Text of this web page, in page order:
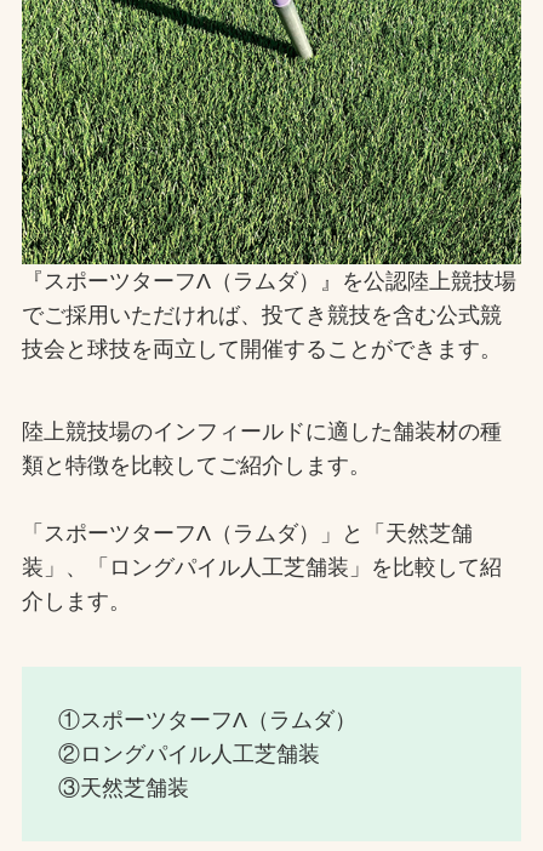
お取引先の皆様へ
プライバシーポリシー
ソーシャルメディアポリシー
Instagram
FacebookYouTube
文字の見えづらさや操作にお困りの方へ
『スポーツターフΛ（ラムダ）』を公認陸上競技場
でご採用いただければ、投てき競技を含む公式競
技会と球技を両立して開催することができます。
陸上競技場のインフィールドに適した舗装材の種
類と特徴を比較してご紹介します。
「スポーツターフΛ（ラムダ）」と「天然芝舗
装」、「ロングパイル人工芝舗装」を比較して紹
介します。
①スポーツターフΛ（ラムダ）
②ロングパイル人工芝舗装
③天然芝舗装